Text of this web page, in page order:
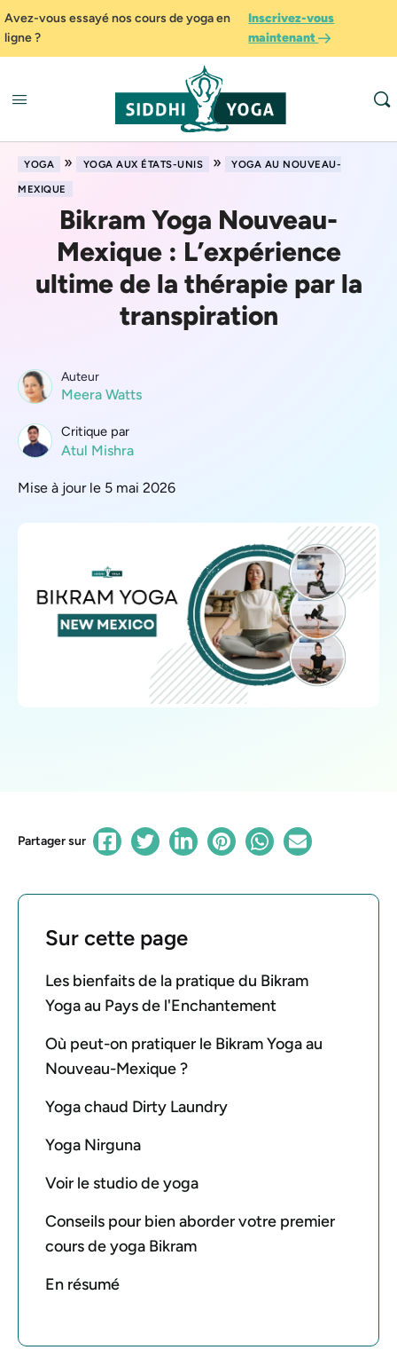
Avez-vous essayé nos cours de yoga en
ligne ?
Inscrivez-vous
maintenant
YOGA » YOGA AUX ÉTATS-UNIS »
YOGA AU NOUVEAU-
MEXIQUE
Bikram Yoga Nouveau-
Mexique : L’expérience
ultime de la thérapie par la
transpiration
Auteur
Meera Watts
Critique par
Atul Mishra
Mise à jour le 5 mai 2026
Partager sur
Sur cette page
Les bienfaits de la pratique du Bikram
Yoga au Pays de l'Enchantement
Où peut-on pratiquer le Bikram Yoga au
Nouveau-Mexique ?
Yoga chaud Dirty Laundry
Yoga Nirguna
Voir le studio de yoga
Conseils pour bien aborder votre premier
cours de yoga Bikram
En résumé